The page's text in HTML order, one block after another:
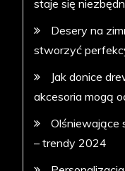
staje się
Desery na
stworzyć
Jak donice
akcesoria mogą
Olśniewające
– trendy 2024